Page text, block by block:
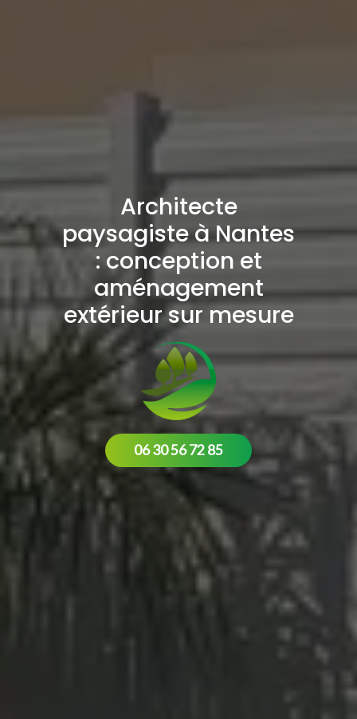
Architecte
paysagiste à Nantes
: conception et
aménagement
extérieur sur mesure
06 30 56 72 85